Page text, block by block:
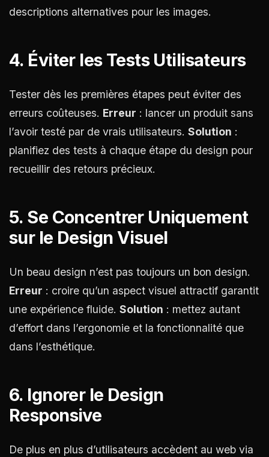
descriptions alternatives pour les images.
4. Éviter les Tests Utilisateurs
Tester dès les premières étapes peut éviter des
erreurs coûteuses. Erreur : lancer un produit sans
l’avoir testé par de vrais utilisateurs. Solution :
planifiez des tests à chaque étape du design pour
recueillir des retours précieux.
5. Se Concentrer Uniquement
sur le Design Visuel
Un beau design n’est pas toujours un bon design.
Erreur : croire qu’un aspect visuel attractif garantit
une expérience fluide. Solution : mettez autant
d’effort dans l’ergonomie et la fonctionnalité que
dans l’esthétique.
6. Ignorer le Design
Responsive
De plus en plus d’utilisateurs accèdent au web via